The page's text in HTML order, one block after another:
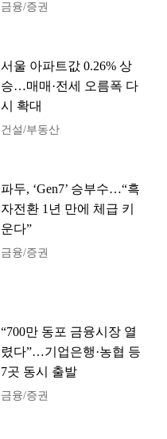
금융/증권
서울 아파트값 0.26% 상
승…매매·전세 오름폭 다
시 확대
건설/부동산
파두, ‘Gen7’ 승부수…“흑
자전환 1년 만에 체급 키
운다”
금융/증권
“700만 동포 금융시장 열
렸다”…기업은행·농협 등
7곳 동시 출발
금융/증권